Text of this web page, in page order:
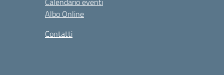
Albo Online
Contatti